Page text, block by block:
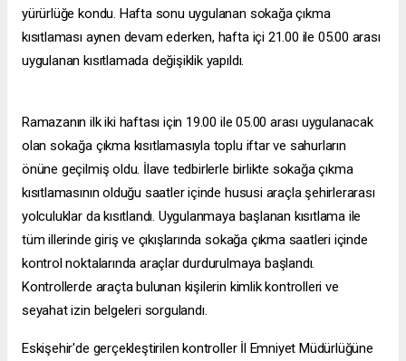
yürürlüğe kondu. Hafta sonu uygulanan sokağa çıkma
kısıtlaması aynen devam ederken, hafta içi 21.00 ile 05.00 arası
uygulanan kısıtlamada değişiklik yapıldı.
Ramazanın ilk iki haftası için 19.00 ile 05.00 arası uygulanacak
olan sokağa çıkma kısıtlamasıyla toplu iftar ve sahurların
önüne geçilmiş oldu. İlave tedbirlerle birlikte sokağa çıkma
kısıtlamasının olduğu saatler içinde hususi araçla şehirlerarası
yolculuklar da kısıtlandı. Uygulanmaya başlanan kısıtlama ile
tüm illerinde giriş ve çıkışlarında sokağa çıkma saatleri içinde
kontrol noktalarında araçlar durdurulmaya başlandı.
Kontrollerde araçta bulunan kişilerin kimlik kontrolleri ve
seyahat izin belgeleri sorgulandı.
Eskişehir'de gerçekleştirilen kontroller İl Emniyet Müdürlüğüne